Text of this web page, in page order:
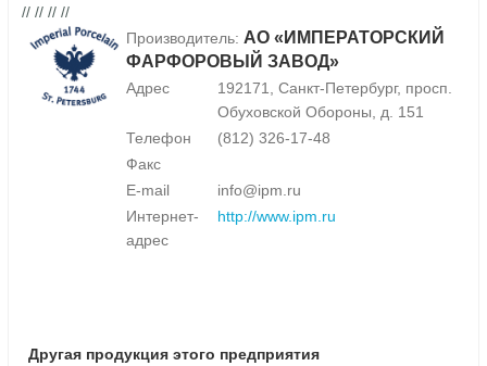
// // // //
Производитель: АО «ИМПЕРАТОРСКИЙ
ФАРФОРОВЫЙ ЗАВОД»
Адрес
192171, Санкт-Петербург, просп.
Обуховской Обороны, д. 151
Телефон
(812) 326-17-48
Факс
E-mail
info@ipm.ru
Интернет-
адрес
http://www.ipm.ru
Другая продукция этого предприятия